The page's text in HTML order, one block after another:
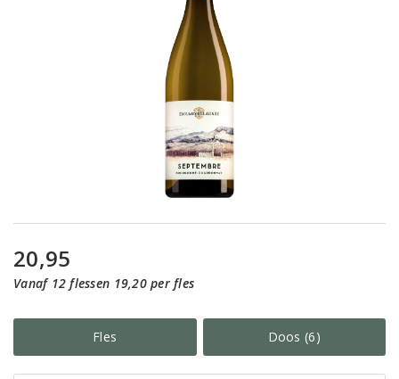
20,95
Vanaf 12 flessen 19,20 per fles
Fles Doos (6)